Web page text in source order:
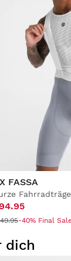
FASSA
-40% Final
dich